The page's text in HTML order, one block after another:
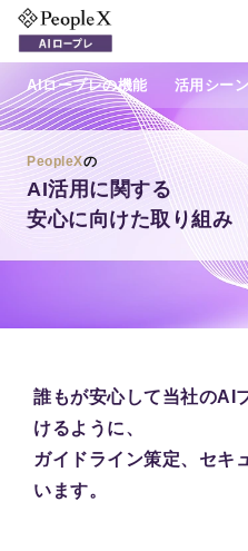
採用支援AIシリーズ
す、認知度No.1の「対
話型AI面接サービス」
です。
AIロープレの機能 活用シーン
接客・販売ロープレ
PeopleXの
AI活用に関する
安心に向けた取り組み
誰もが安心して当社のAI
けるように、
ガイドライン策定、セキ
います。